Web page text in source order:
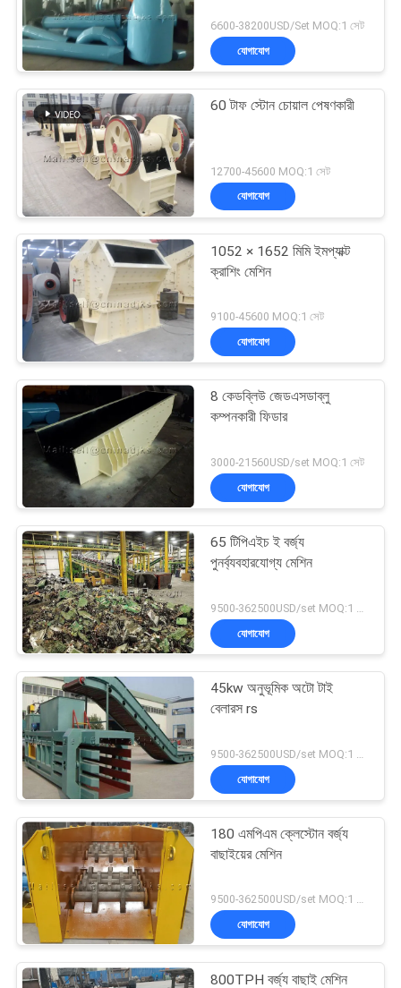
6600-38200USD/Set MOQ:1 সেট
যোগাযোগ
60 টাফ স্টোন চোয়াল পেষণকারী
12700-45600 MOQ:1 সেট
যোগাযোগ
1052 × 1652 মিমি ইমপ্যাক্ট
ক্রাশিং মেশিন
9100-45600 MOQ:1 সেট
যোগাযোগ
8 কেডব্লিউ জেডএসডাব্লু
কম্পনকারী ফিডার
3000-21560USD/set MOQ:1 সেট
যোগাযোগ
65 টিপিএইচ ই বর্জ্য
পুনর্ব্যবহারযোগ্য মেশিন
যোগাযোগ
45kw অনুভূমিক অটো টাই
বেলারস rs
যোগাযোগ
180 এমপিএম ক্লেস্টোন বর্জ্য
বাছাইয়ের মেশিন
9500-362500USD/set MOQ:1 সেট
যোগাযোগ
800TPH বর্জ্য বাছাই মেশিন